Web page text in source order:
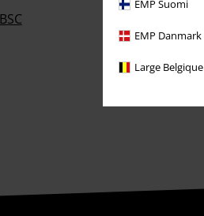
EMP Suomi
EMP Danmark
Large Belgique